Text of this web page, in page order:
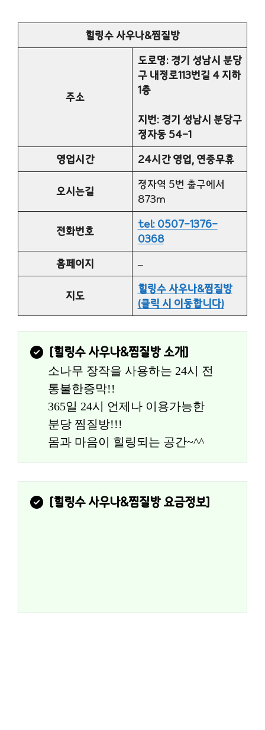
힐링수 사우나&찜질방
주소
도로명: 경기 성남시 분당
구 내정로113번길 4 지하
1층
지번: 경기 성남시 분당구
정자동 54-1
영업시간
24시간 영업, 연중무휴
오시는길
정자역 5번 출구에서
873m
전화번호
tel: 0507-1376-
0368
홈페이지
–
지도
힐링수 사우나&찜질방
(클릭 시 이동합니다)
[힐링수 사우나&찜질방 소개]
소나무 장작을 사용하는 24시 전
통불한증막!!
365일 24시 언제나 이용가능한
분당 찜질방!!!
몸과 마음이 힐링되는 공간~^^
[힐링수 사우나&찜질방 요금정보]